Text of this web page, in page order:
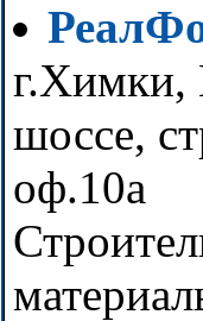
г.Химки,
шоссе,
оф.10а